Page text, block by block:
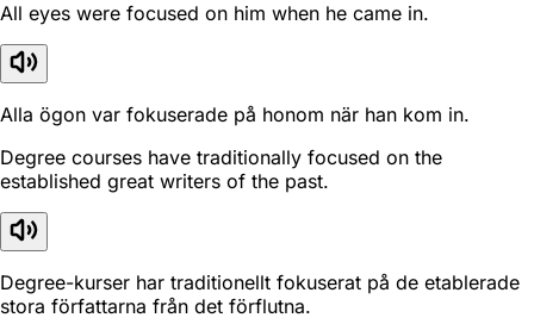
All eyes were focused on him when he came in.
Alla ögon var fokuserade på honom när han kom in.
Degree courses have traditionally focused on the
established great writers of the past.
Degree-kurser har traditionellt fokuserat på de etablerade
stora författarna från det förflutna.